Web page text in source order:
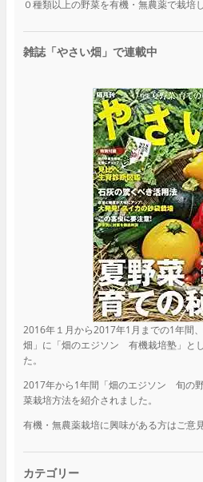
０種類以上の野菜を有機・無農薬で栽培
雑誌「やさい畑」で連載中
2016年１月から2017年1月までの1年間
畑」に「畑のエジソン 有機栽培塾」と
た。
2017年から1年間「畑のエジソン 旬の
菜栽培方法を紹介されました。
有機・無農薬栽培に興味がある方はご意
カテゴリー